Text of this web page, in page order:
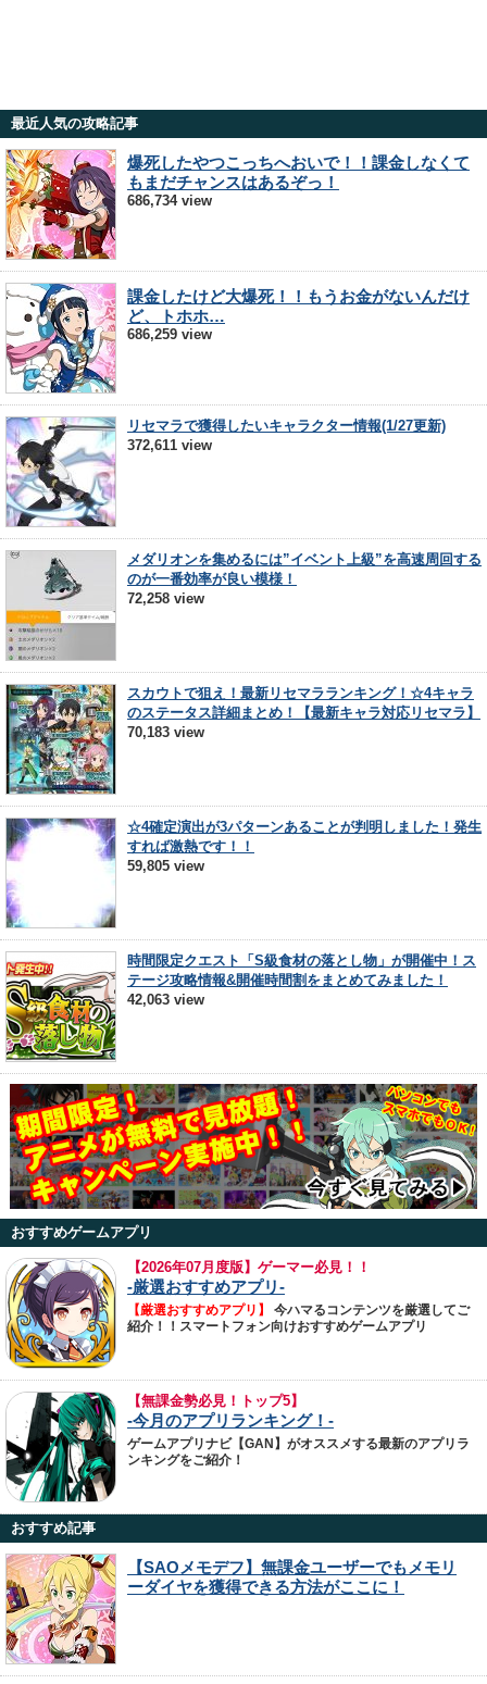
最近人気の攻略記事
爆死したやつこっちへおいで！！課金しなくて
もまだチャンスはあるぞっ！
686,734 view
課金したけど大爆死！！もうお金がないんだけ
ど、トホホ…
686,259 view
リセマラで獲得したいキャラクター情報(1/27更新)
372,611 view
メダリオンを集めるには”イベント上級”を高速周回する
のが一番効率が良い模様！
72,258 view
スカウトで狙え！最新リセマラランキング！☆4キャラ
のステータス詳細まとめ！【最新キャラ対応リセマラ】
70,183 view
☆4確定演出が3パターンあることが判明しました！発生
すれば激熱です！！
59,805 view
時間限定クエスト「S級食材の落とし物」が開催中！ス
テージ攻略情報&開催時間割をまとめてみました！
42,063 view
おすすめゲームアプリ
【2026年07月度版】ゲーマー必見！！
-厳選おすすめアプリ-
【厳選おすすめアプリ】
今ハマるコンテンツを厳選してご
紹介！！スマートフォン向けおすすめゲームアプリ
【無課金勢必見！トップ5】
-今月のアプリランキング！-
ゲームアプリナビ【GAN】がオススメする最新のアプリラ
ンキングをご紹介！
おすすめ記事
【SAOメモデフ】無課金ユーザーでもメモリ
ーダイヤを獲得できる方法がここに！